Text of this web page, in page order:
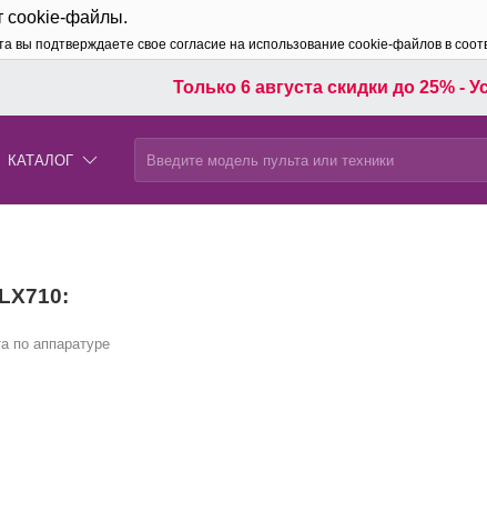
cookie-файлы.
вы подтверждаете свое согласие на использование cookie-файлов в
Только 6 августа скидки до 25% -
КАТАЛОГ
по аппаратуре